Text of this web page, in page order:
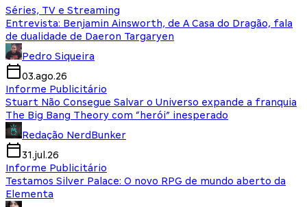
Séries, TV e Streaming
Entrevista: Benjamin Ainsworth, de A Casa do Dragão, fala
de dualidade de Daeron Targaryen
Pedro Siqueira
03.ago.26
Informe Publicitário
Stuart Não Consegue Salvar o Universo expande a franquia
The Big Bang Theory com “herói” inesperado
Redação NerdBunker
31.jul.26
Informe Publicitário
Testamos Silver Palace: O novo RPG de mundo aberto da
Elementa